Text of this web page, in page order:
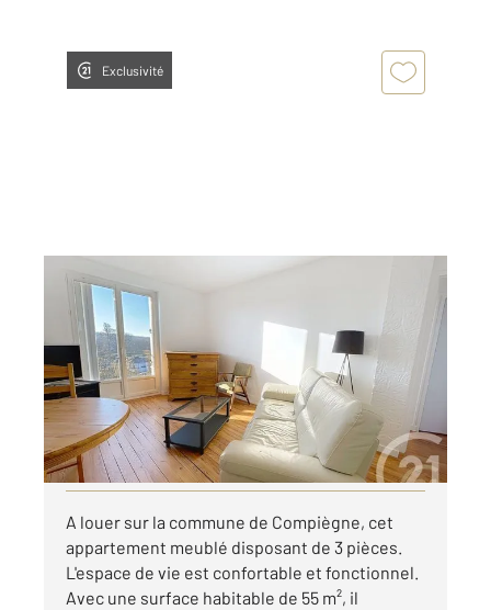
Exclusivité
COMPIEGNE 60
54,50 m
, 3 pièces
Ref : 17297
Appartement F3 à louer
720 €
par mois charges comprises
Visiter le site dédié
A louer sur la commune de Compiègne, cet
appartement meublé disposant de 3 pièces.
L'espace de vie est confortable et fonctionnel.
Avec une surface habitable de 55 m², il